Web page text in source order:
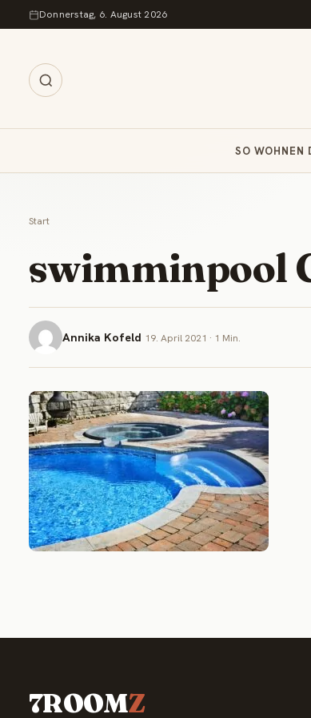
Zum Inhalt springen
Donnerstag, 6. August 2026
SO WOHNEN
Start
swimminpool
Annika Kofeld 19. April 2021 · 1 Min.
7ROOMZ